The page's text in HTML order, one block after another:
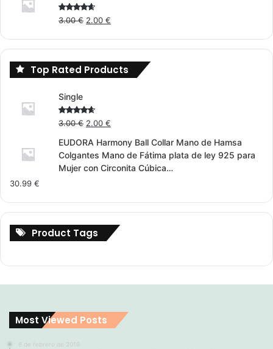
Rated
out
3.00€ Original
2.00 €
Top Rated Products
Single
Rated
out
of 5
3.00€ Original
was:
3.00 €.
2.00 €
is:
2.00 €.
EUDORA Harmony Ball Collar Mano de Hamsa
Colgantes Mano de Fátima plata de ley 925 para
Mujer con Circonita Cúbica…
30.99 €
Product Tags
Most Viewed Posts
8 de febrero de 2016